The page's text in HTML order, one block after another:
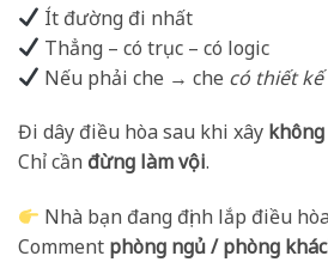
Ít đường đi nhất
Thẳng – có trục – có logic
Nếu phải che → che có thiết kế
Đi dây điều hòa sau khi xây
Chỉ cần đừng làm vội.
Nhà bạn đang định lắp điều
Comment phòng ngủ / phòng